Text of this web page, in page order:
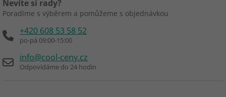
Nevíte si rady?
Poradíme s výběrem a pomůžeme s objednávkou
+420 608 53 58 52
po-pá 09:00-15:00
info@cool-ceny.cz
Odpovídáme do 24 hodin